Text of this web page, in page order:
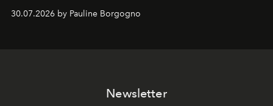
Chemistry Eau de Parfum.
30.07.2026 by Pauline Borgogno
Newsletter